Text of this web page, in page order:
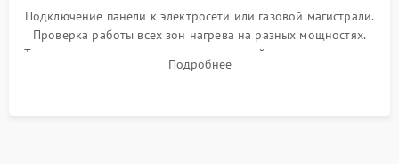
Подключение панели к электросети или газовой магистрали.
Проверка работы всех зон нагрева на разных мощностях.
Тестирование сенсорного управления, таймера, индикаторов
остаточного тепла и систем защиты от перегрева.
Подробнее